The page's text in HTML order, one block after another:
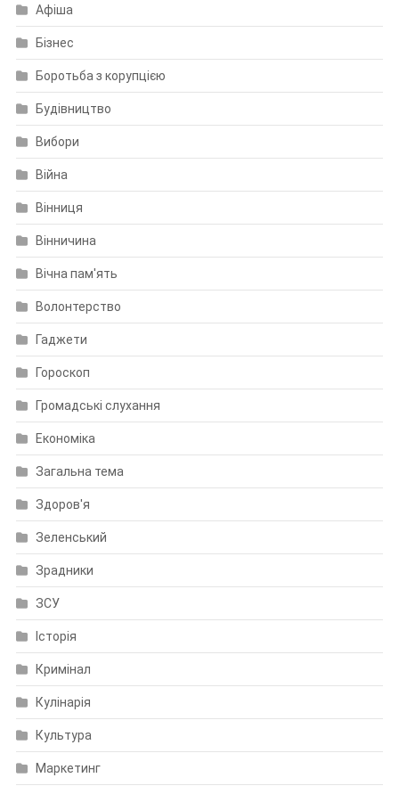
Афіша
Бізнес
Боротьба з корупцією
Будівництво
Вибори
Війна
Вінниця
Вінничина
Вічна пам'ять
Волонтерство
Гаджети
Гороскоп
Громадські слухання
Економіка
Загальна тема
Здоров'я
Зеленський
Зрадники
ЗСУ
Історія
Кримінал
Кулінарія
Культура
Маркетинг